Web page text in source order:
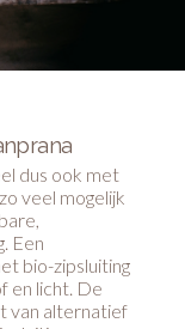
dus ook met
veel mogelijk
Een
bio-zipsluiting
en licht. De
van alternatief